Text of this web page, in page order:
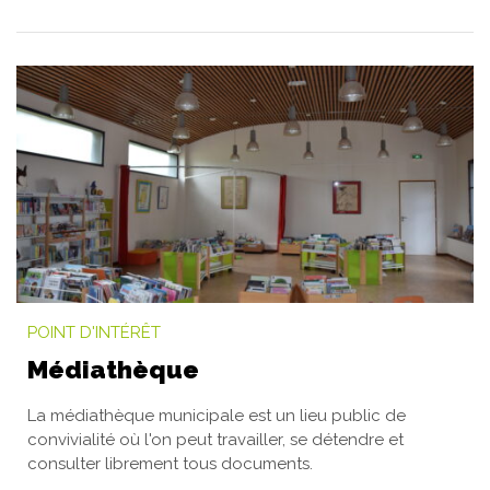
POINT D'INTÉRÊT
Médiathèque
La médiathèque municipale est un lieu public de
convivialité où l'on peut travailler, se détendre et
consulter librement tous documents.